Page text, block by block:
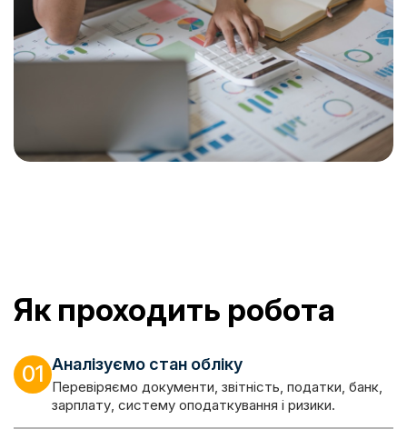
Як проходить робота
01 Аналізуємо стан обліку
Перевіряємо документи, звітність, податки, банк,
зарплату, систему оподаткування і ризики.